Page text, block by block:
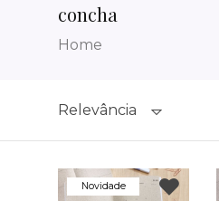
concha
Home
Relevância
Novidade